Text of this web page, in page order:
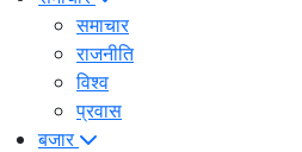
समाचार
राजनीति
विश्व
प्रवास
बजार